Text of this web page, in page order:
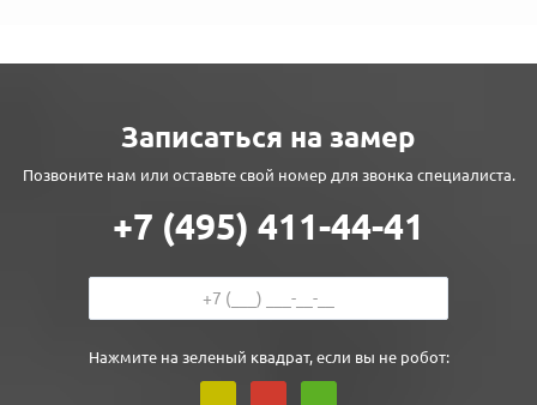
Записаться на замер
Позвоните нам или оставьте свой номер для звонка специалиста.
+7 (495) 411-44-41
Нажмите на зеленый квадрат, если вы не робот: